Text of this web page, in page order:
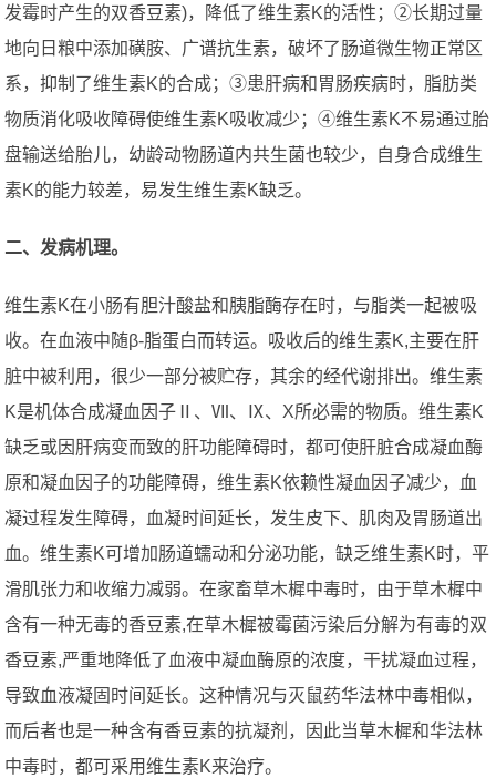
发霉时产生的双香豆素)，降低了维生素K的活性；②长期过量
地向日粮中添加磺胺、广谱抗生素，破坏了肠道微生物正常区
系，抑制了维生素K的合成；③患肝病和胃肠疾病时，脂肪类
物质消化吸收障碍使维生素K吸收减少；④维生素K不易通过胎
盘输送给胎儿，幼龄动物肠道内共生菌也较少，自身合成维生
素K的能力较差，易发生维生素K缺乏。
二、发病机理。
维生素K在小肠有胆汁酸盐和胰脂酶存在时，与脂类一起被吸
收。在血液中随β-脂蛋白而转运。吸收后的维生素K,主要在肝
脏中被利用，很少一部分被贮存，其余的经代谢排出。维生素
K是机体合成凝血因子Ⅱ、Ⅶ、Ⅸ、X所必需的物质。维生素K
缺乏或因肝病变而致的肝功能障碍时，都可使肝脏合成凝血酶
原和凝血因子的功能障碍，维生素K依赖性凝血因子减少，血
凝过程发生障碍，血凝时间延长，发生皮下、肌肉及胃肠道出
血。维生素K可增加肠道蠕动和分泌功能，缺乏维生素K时，平
滑肌张力和收缩力减弱。在家畜草木樨中毒时，由于草木樨中
含有一种无毒的香豆素,在草木樨被霉菌污染后分解为有毒的双
香豆素,严重地降低了血液中凝血酶原的浓度，干扰凝血过程，
导致血液凝固时间延长。这种情况与灭鼠药华法林中毒相似，
而后者也是一种含有香豆素的抗凝剂，因此当草木樨和华法林
中毒时，都可采用维生素K来治疗。